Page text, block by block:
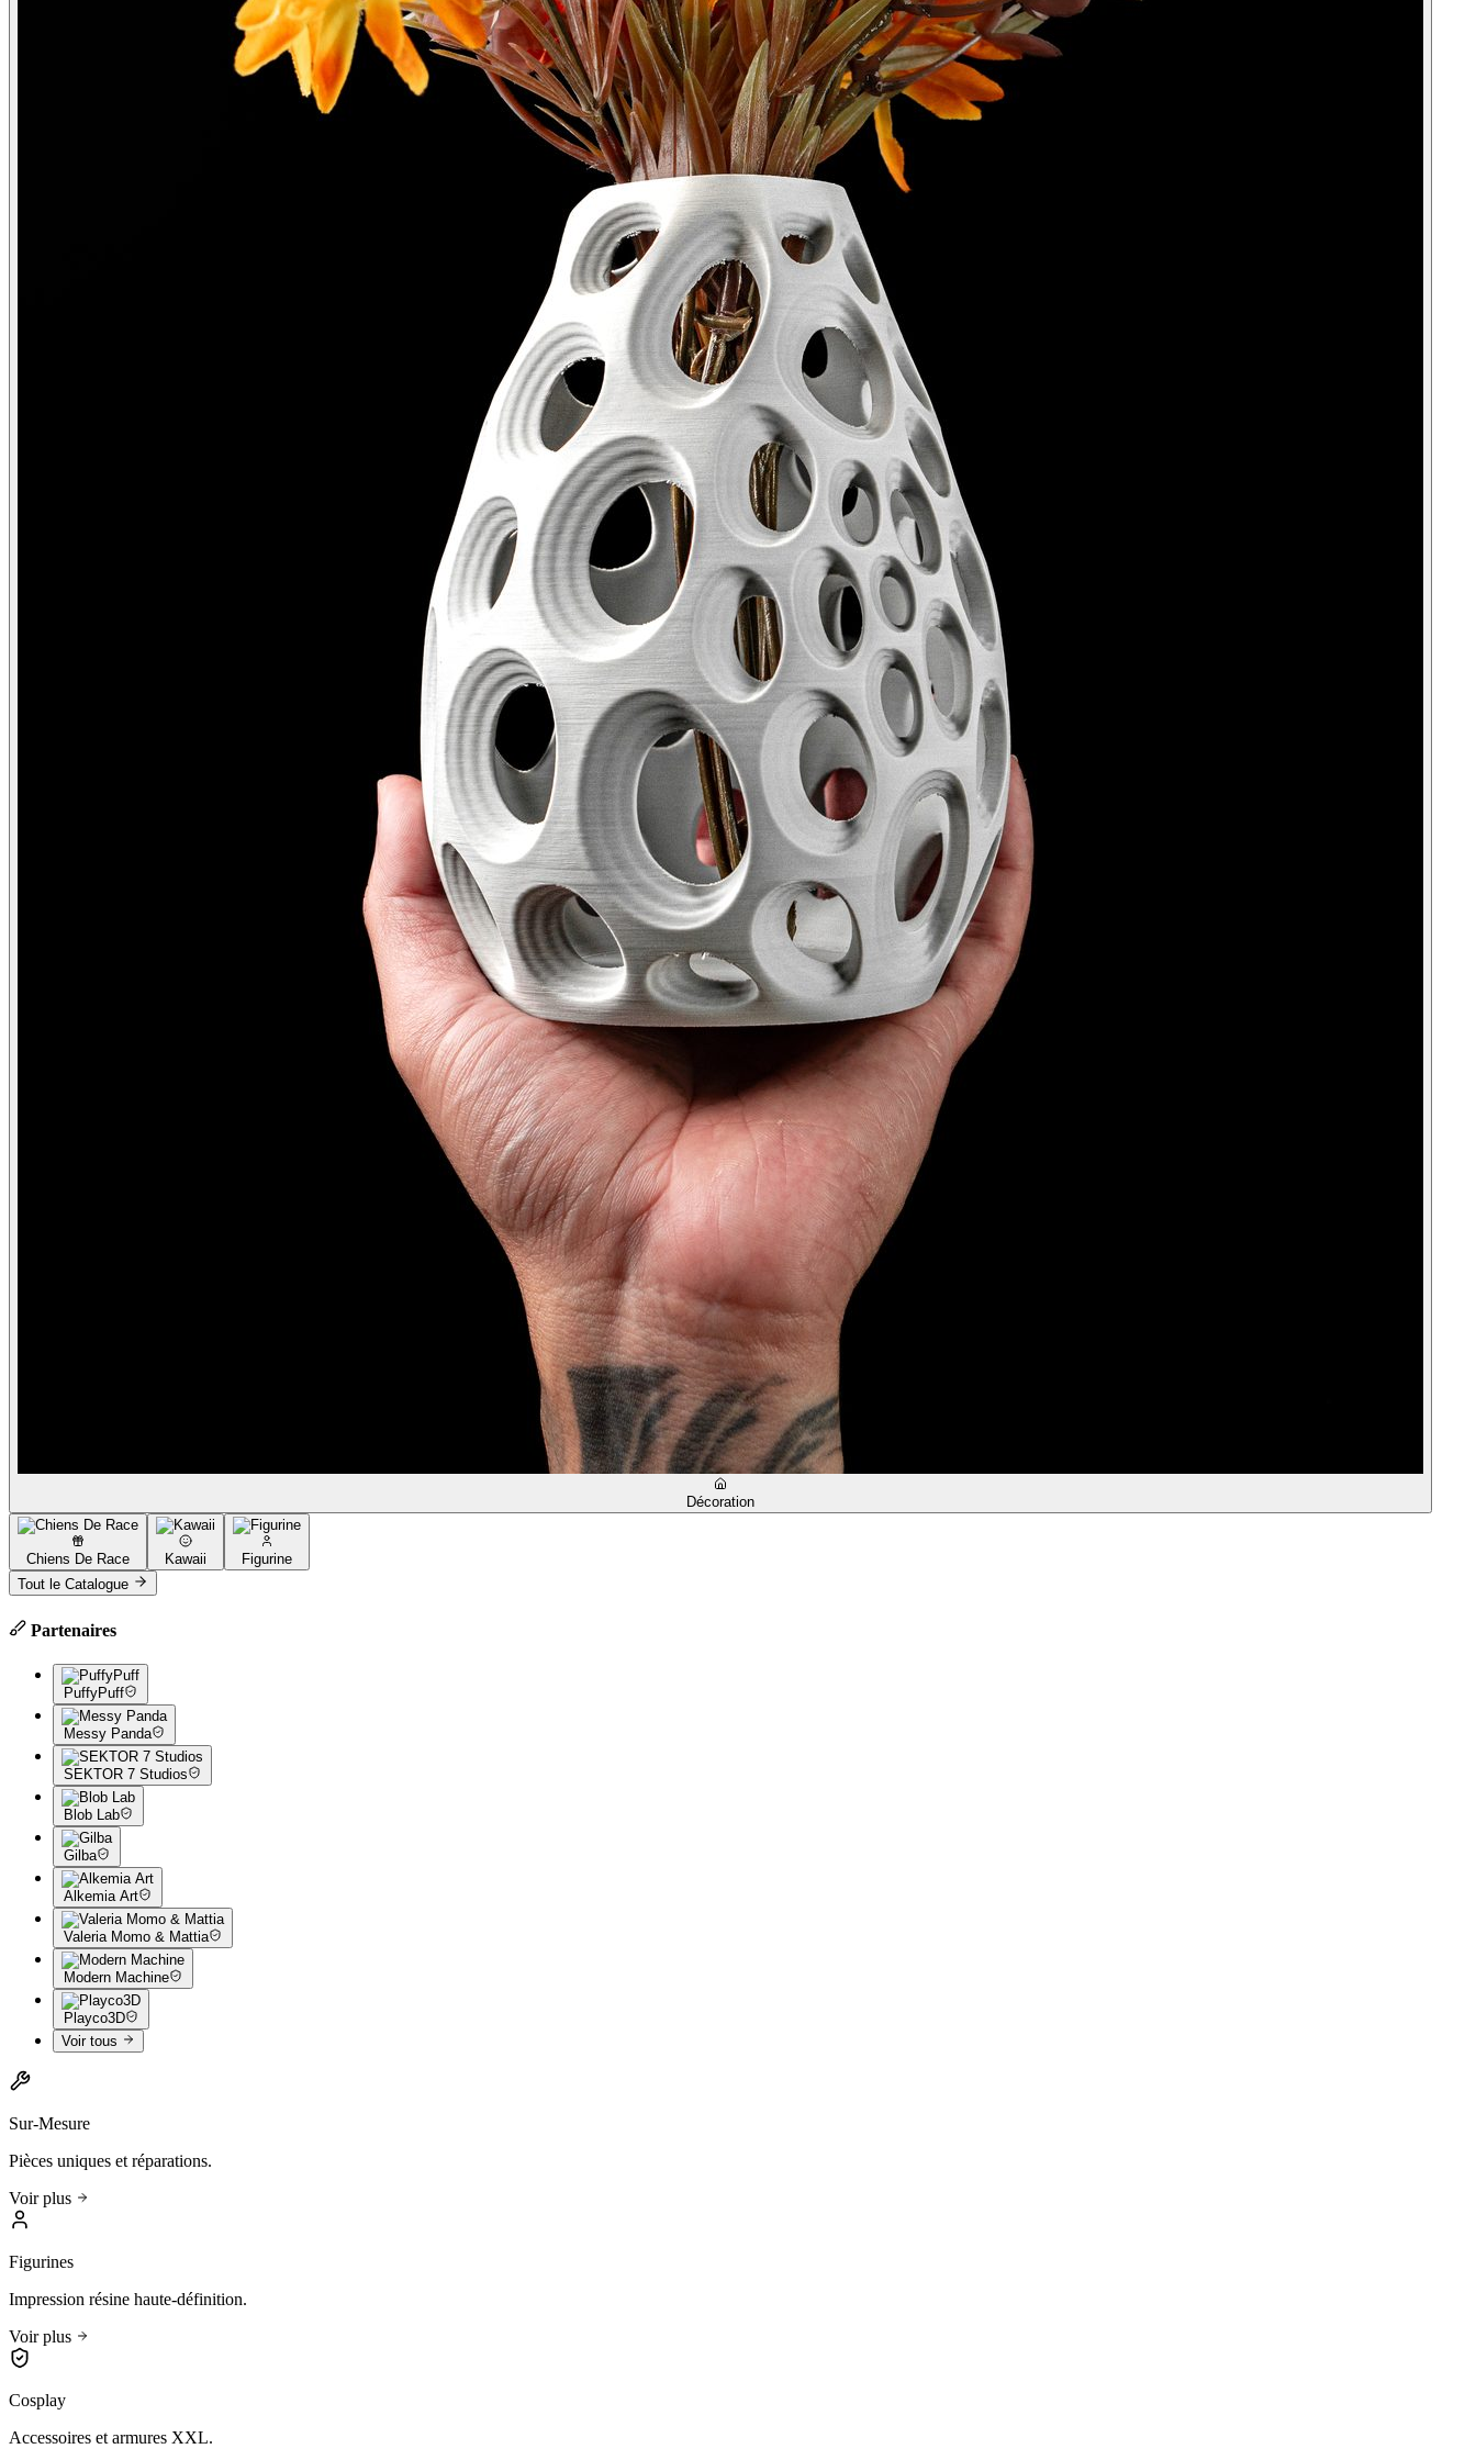
Décoration
Chiens De Race Kawaii
Figurine
Tout le Catalogue
Partenaires
PuffyPuff
Messy Panda
SEKTOR 7 Studios
Blob Lab
Gilba
Alkemia Art
Valeria Momo & Mattia
Modern Machine
Playco3D
Voir tous
Sur-Mesure
Pièces uniques et réparations.
Voir plus
Figurines
Impression résine haute-définition.
Voir plus
Cosplay
Accessoires et armures XXL.